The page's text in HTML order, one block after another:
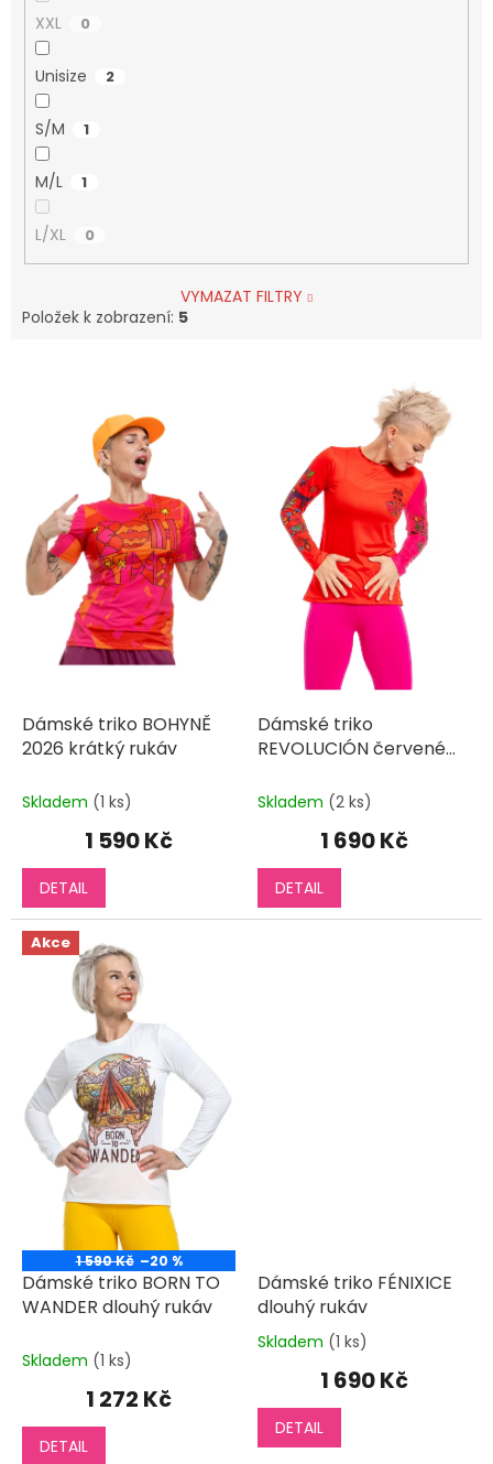
XXL 0
Unisize 2
S/M 1
M/L 1
L/XL 0
VYMAZAT FILTRY
Položek k zobrazení: 5
Dámské triko BOHYNĚ
2026 krátký rukáv
Skladem (1 ks)
1 590 Kč
DETAIL
Dámské triko
REVOLUCIÓN červené
Skladem (2 ks)
1 690 Kč
DETAIL
Akce
1 590 Kč –20 %
Dámské triko BORN TO
WANDER dlouhý rukáv
Skladem (1 ks)
1 272 Kč
DETAIL
Dámské triko FÉNIXICE
dlouhý rukáv
Průměrné
produktu
je
5,0
z
Skladem (1 ks)
1 690 Kč
DETAIL